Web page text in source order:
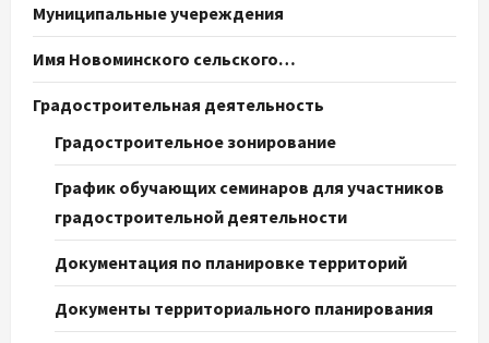
Муниципальные учереждения
Имя Новоминского сельского…
Градостроительная деятельность
Градостроительное зонирование
График обучающих семинаров для участников
градостроительной деятельности
Документация по планировке территорий
Документы территориального планирования